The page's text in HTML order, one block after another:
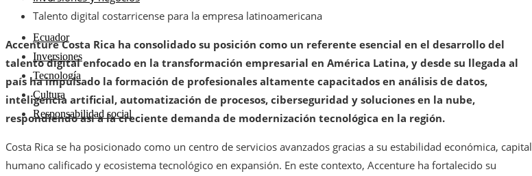
Ecuador
Inversiones
Tecnología
Cultura
Responsabilidad social
Talento digital costarricense para la empresa latinoamericana
Accenture Costa Rica ha consolidado su posición como un referente esencial en el desarrollo del
talento digital enfocado en la transformación empresarial en América Latina, y desde su llegada al
país ha impulsado la formación de profesionales altamente capacitados en análisis de datos,
inteligencia artificial, automatización de procesos, ciberseguridad y soluciones en la nube,
respondiendo así a la creciente demanda de modernización tecnológica en la región.
Costa Rica se ha posicionado como un centro de servicios avanzados gracias a su estabilidad económica, capital
humano calificado y ecosistema tecnológico en expansión. En este contexto, Accenture ha fortalecido su